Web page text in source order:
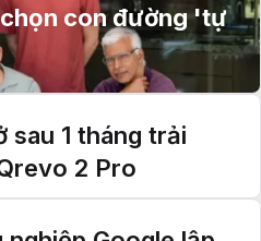
con đường 'tự
sau 1 tháng trải
2 Pro